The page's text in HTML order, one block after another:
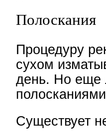
Полоскания
Процедуру
сухом
день. Но еще
Существует